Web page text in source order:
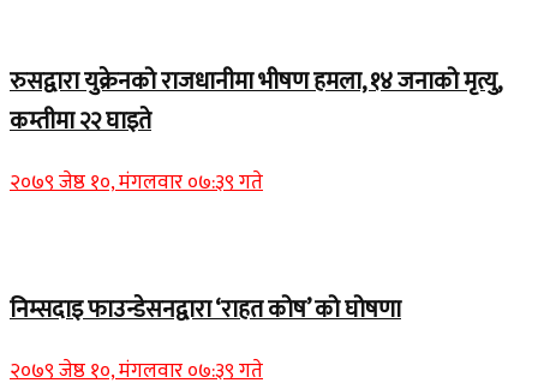
रुसद्वारा युक्रेनको राजधानीमा भीषण हमला, १४ जनाको मृत्यु,
कम्तीमा २२ घाइते
२०७९ जेष्ठ १०, मंगलवार ०७:३९ गते
निम्सदाइ फाउन्डेसनद्वारा ‘राहत कोष’ को घोषणा
२०७९ जेष्ठ १०, मंगलवार ०७:३९ गते